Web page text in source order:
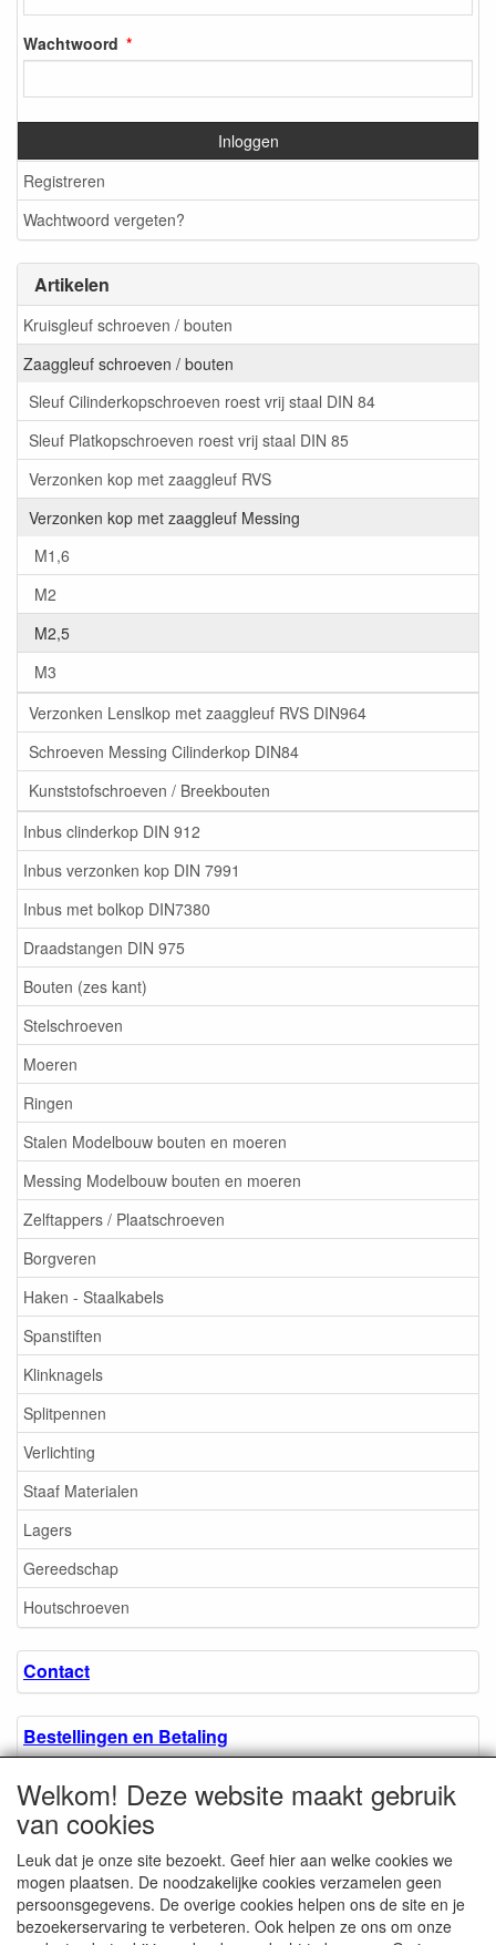
Wachtwoord
Inloggen
Registreren
Wachtwoord vergeten?
Artikelen
Kruisgleuf schroeven / bouten
Zaaggleuf schroeven / bouten
Sleuf Cilinderkopschroeven roest vrij staal DIN 84
Sleuf Platkopschroeven roest vrij staal DIN 85
Verzonken kop met zaaggleuf RVS
Verzonken kop met zaaggleuf Messing
M1,6
M2
M2,5
M3
Verzonken Lenslkop met zaaggleuf RVS DIN964
Schroeven Messing Cilinderkop DIN84
Kunststofschroeven / Breekbouten
Inbus clinderkop DIN 912
Inbus verzonken kop DIN 7991
Inbus met bolkop DIN7380
Draadstangen DIN 975
Bouten (zes kant)
Stelschroeven
Moeren
Ringen
Stalen Modelbouw bouten en moeren
Messing Modelbouw bouten en moeren
Zelftappers / Plaatschroeven
Borgveren
Haken - Staalkabels
Spanstiften
Klinknagels
Splitpennen
Verlichting
Staaf Materialen
Lagers
Gereedschap
Houtschroeven
Contact
Bestellingen en Betaling
Algemene voorwaarden
Over ons.
Privacyverklaring
Welkom! Deze website maakt gebruik
van cookies
Leuk dat je onze site bezoekt. Geef hier aan welke cookies we
mogen plaatsen. De noodzakelijke cookies verzamelen geen
persoonsgegevens. De overige cookies helpen ons de site en je
bezoekerservaring te verbeteren. Ook helpen ze ons om onze